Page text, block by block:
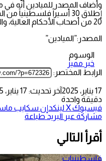
وأضاف المصدر للميادين أنّه
إطلاق 30 أسيراً
20 من أصحاب الأحكام العالية، والذين لا يزيد ما تبقى لهم على 15 سنة.
المصدر:”الميادين”
الوسوم
خبر مميز
الرابط المختصر:
17 يناير، 2025
آخر تحديث: 17 يناير، 2025
دقيقة واحدة
فيسبوك‫Xلينكدإن سكايب
مشاركة عبر البريد طباعة
أقرأ التالي
فلسطينيات